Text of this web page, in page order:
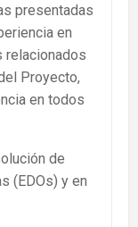
presentadas
en
relacionados
Proyecto,
en todos
de
(EDOs) y en